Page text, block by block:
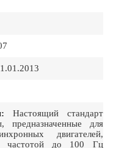
Настоящий стандарт
предназначенные для
двигателей,
частотой до 100 Гц